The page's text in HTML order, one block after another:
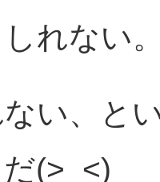
れない
い、と
(>_<)